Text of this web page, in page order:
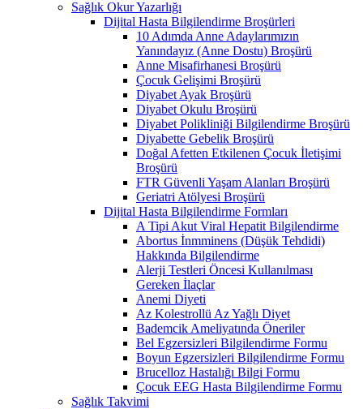
Sağlık Okur Yazarlığı
Dijital Hasta Bilgilendirme Broşürleri
10 Adımda Anne Adaylarımızın
Yanındayız (Anne Dostu) Broşürü
Anne Misafirhanesi Broşürü
Çocuk Gelişimi Broşürü
Diyabet Ayak Broşürü
Diyabet Okulu Broşürü
Diyabet Polikliniği Bilgilendirme Broşürü
Diyabette Gebelik Broşürü
Doğal Afetten Etkilenen Çocuk İletişimi
Broşürü
FTR Güvenli Yaşam Alanları Broşürü
Geriatri Atölyesi Broşürü
Dijital Hasta Bilgilendirme Formları
A Tipi Akut Viral Hepatit Bilgilendirme
Abortus İnmminens (Düşük Tehdidi)
Hakkında Bilgilendirme
Alerji Testleri Öncesi Kullanılması
Gereken İlaçlar
Anemi Diyeti
Az Kolestrollü Az Yağlı Diyet
Bademcik Ameliyatında Öneriler
Bel Egzersizleri Bilgilendirme Formu
Boyun Egzersizleri Bilgilendirme Formu
Brucelloz Hastalığı Bilgi Formu
Çocuk EEG Hasta Bilgilendirme Formu
Sağlık Takvimi